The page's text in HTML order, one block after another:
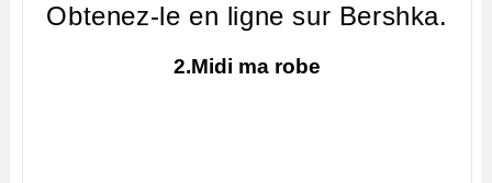
Obtenez-le en ligne sur Bershka.
2.Midi ma robe